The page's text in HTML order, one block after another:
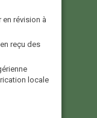
en révision à
reçu des
locale